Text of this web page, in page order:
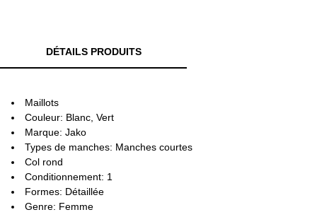
DÉTAILS PRODUITS
Maillots
Couleur: Blanc, Vert
Marque: Jako
Types de manches: Manches courtes
Col rond
Conditionnement: 1
Formes: Détaillée
Genre: Femme